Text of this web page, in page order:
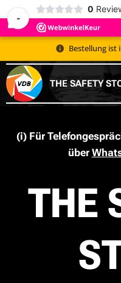
-
0
Bestellung ist
THE SAFETY
(i) Für
über
THE